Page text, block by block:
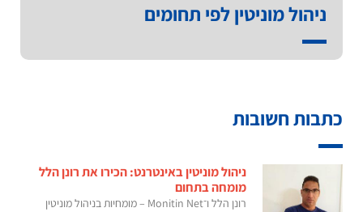
ניהול מוניטין לפי תחומים
כתבות חשובות
ניהול מוניטין באינטרנט: הכירו את רונן הלל
מומחה בתחום
רונן הלל ו־Monitin Net – מומחיות בניהול מוניטין